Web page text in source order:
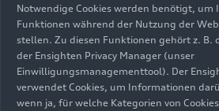
Belgian Audi Club Team WRT
Notwendige Cookies werden benötigt,
Funktionen während der Nutzung der
stellen. Zu diesen Funktionen gehört z. B.
der Ensighten Privacy Manager (unser
Einwilligungsmanagementtool). Der
verwendet Cookies, um Informationen
wenn ja, für welche Kategorien von